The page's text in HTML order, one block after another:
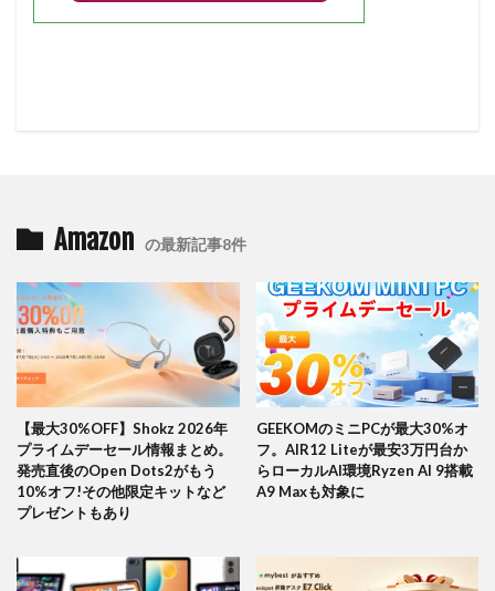
Amazon の最新記事8件
【最大30%OFF】Shokz 2026年
プライムデーセール情報まとめ。
発売直後のOpen Dots2がもう
10%オフ!その他限定キットなど
プレゼントもあり
GEEKOMのミニPCが最大30%オ
フ。AIR12 Liteが最安3万円台か
らローカルAI環境Ryzen AI 9搭載
A9 Maxも対象に